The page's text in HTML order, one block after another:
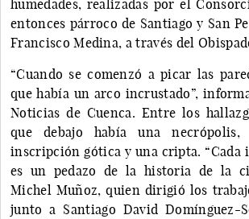
humedades, realizadas por el
entonces párroco de Santiago y San
Francisco Medina, a través del
“Cuando se comenzó a picar las
que había un arco incrustado”,
Noticias de Cuenca. Entre los
que debajo había una necrópolis,
inscripción gótica y una cripta. “Cada
es un pedazo de la historia de la
Michel Muñoz, quien dirigió los
junto a Santiago David Domínguez-